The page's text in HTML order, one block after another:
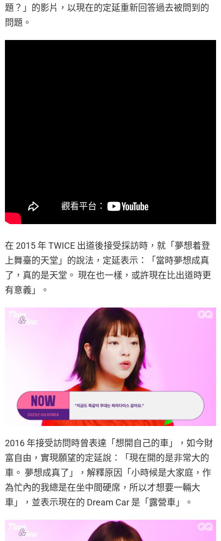
題？」的影片，以現在的定延重新回答過去被問到的
問題。
在 2015 年 TWICE 出道後接受採訪時，就「夢想着登
上舞臺的天堂」的說法，定延表示：「當時夢想成真
了，真的是天堂。 現在也一樣，或許現在比出道時更
有意義」。
2016 年接受訪問時曾表達「想開自己的車」，如今財
富自由，實現願望的定延說：「現在開的是非常大的
車。 夢想成真了」，解釋原因「小時候是大家庭，作
為忙內的我總是在坐中間硬席，所以才想要一輛大
車」，並表示現在的 Dream Car 是「露營車」。